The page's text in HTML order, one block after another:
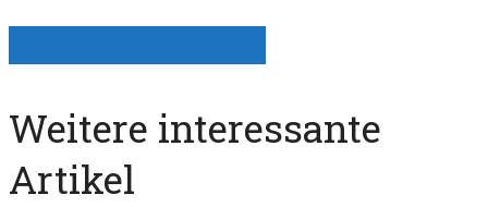
Weitere interessante
Artikel